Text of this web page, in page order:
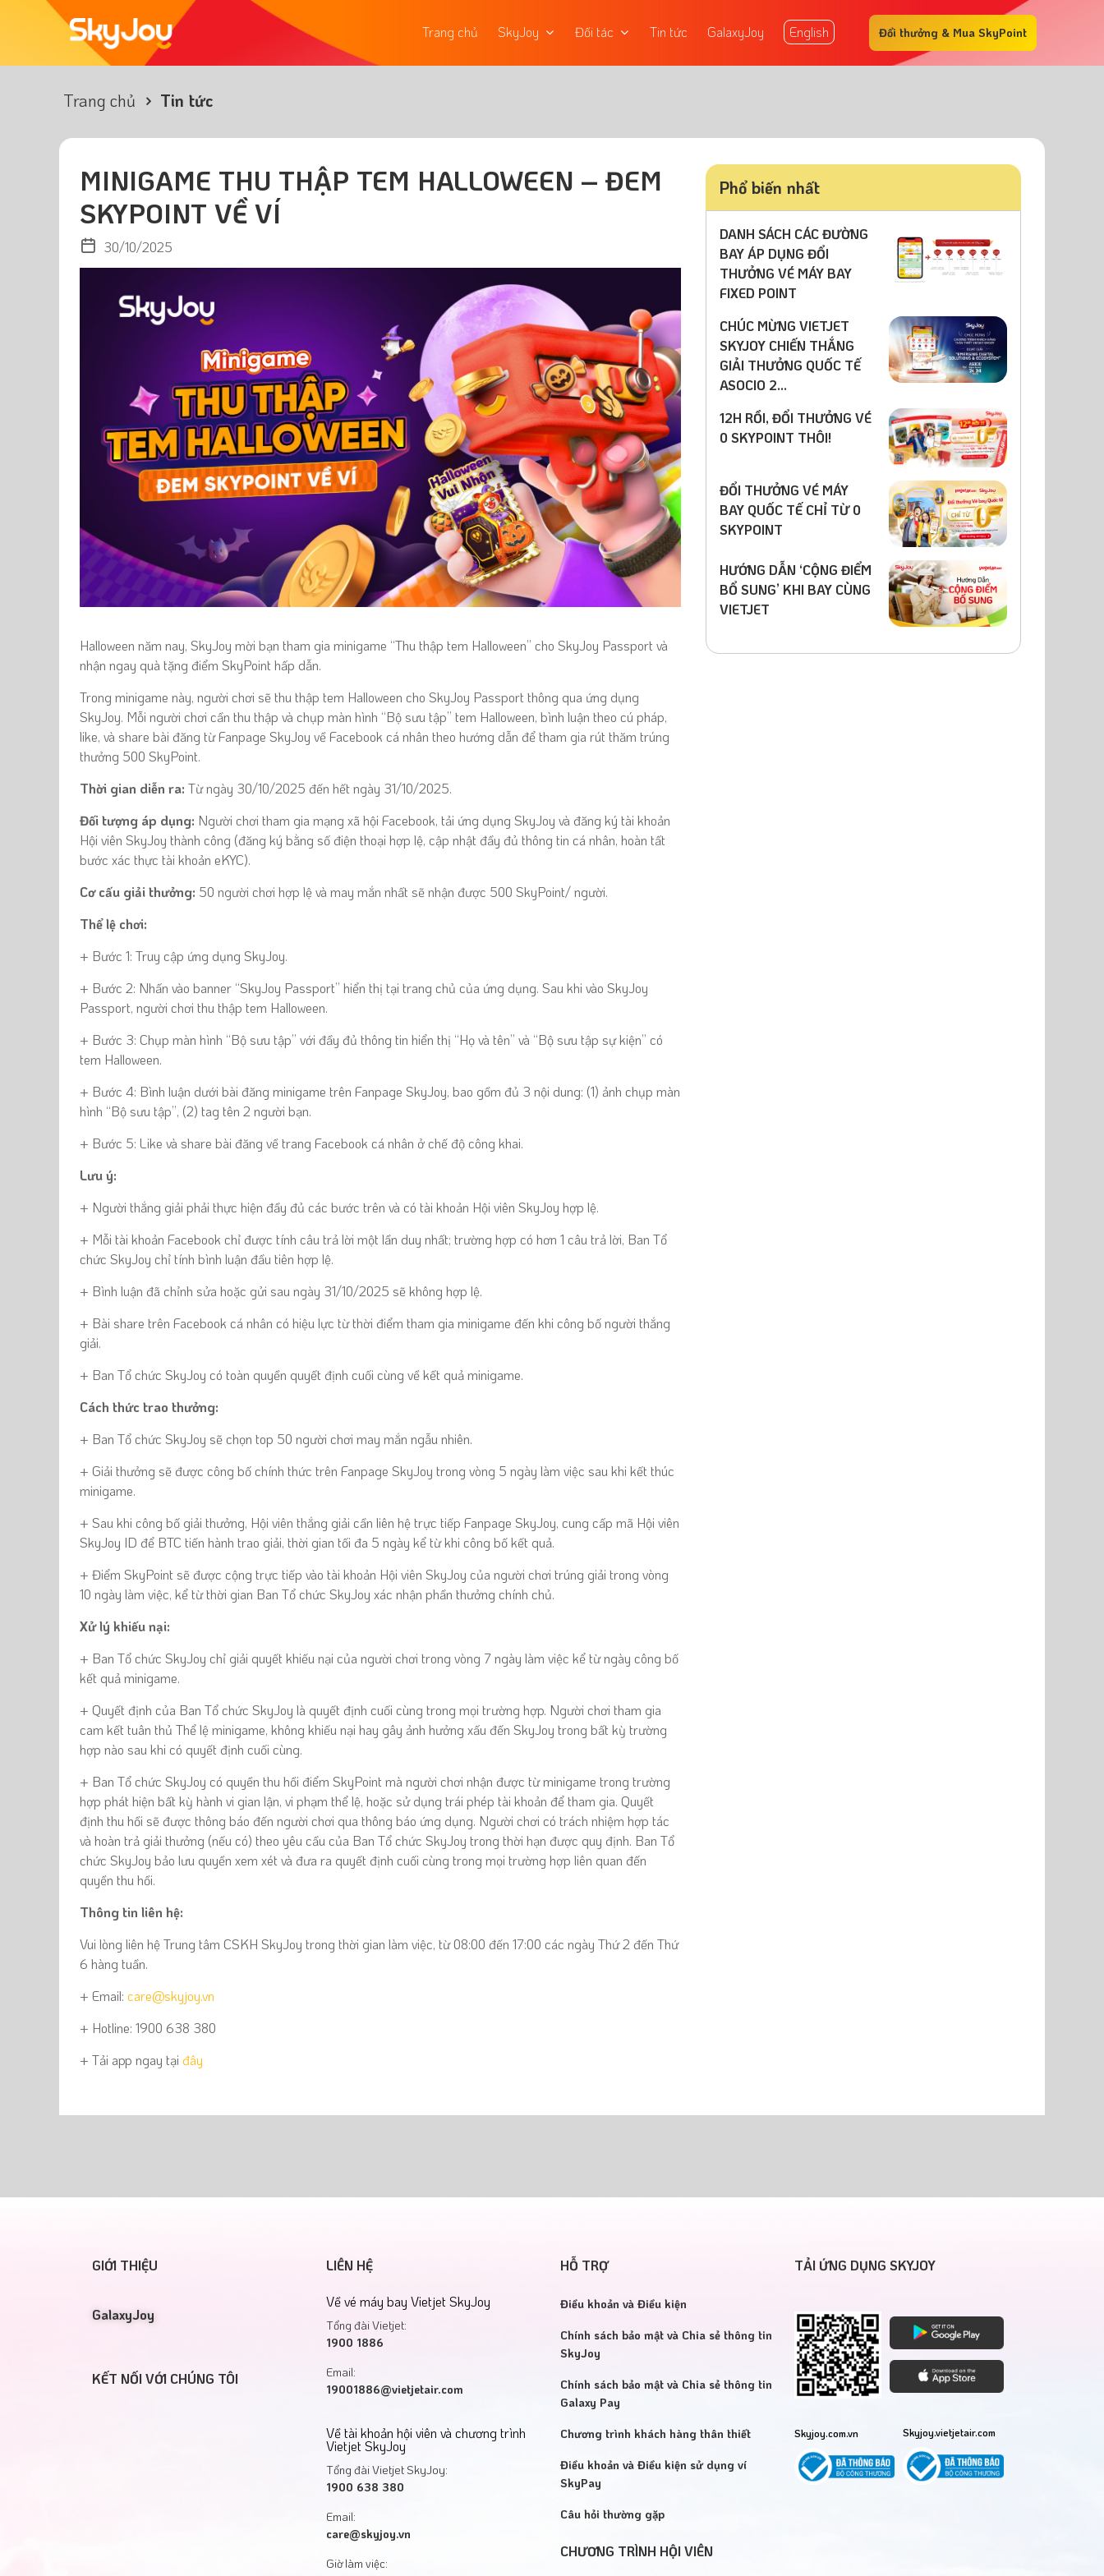
Trang chủ SkyJoy Đối tác Tin tức GalaxyJoy English Đổi thưởng & Mua SkyPoint
Trang chủ Tin tức
MINIGAME THU THẬP TEM HALLOWEEN – ĐEM
SKYPOINT VỀ VÍ
30/10/2025
Halloween năm nay, SkyJoy mời bạn tham gia minigame “Thu thập tem Halloween” cho SkyJoy Passport và
nhận ngay quà tặng điểm SkyPoint hấp dẫn.
Trong minigame này, người chơi sẽ thu thập tem Halloween cho SkyJoy Passport thông qua ứng dụng
SkyJoy. Mỗi người chơi cần thu thập và chụp màn hình “Bộ sưu tập” tem Halloween, bình luận theo cú pháp,
like, và share bài đăngtừ Fanpage SkyJoy về Facebook cá nhân theo hướng dẫn để tham gia rút thăm trúng
thưởng 500 SkyPoint.
Thời gian diễn ra: Từ ngày 30/10/2025 đến hết ngày 31/10/2025.
Đối tượng áp dụng: Người chơi tham gia mạng xã hội Facebook, tải ứng dụng SkyJoy và đăng ký tài khoản
Hội viên SkyJoy thành công (đăng ký bằng số điện thoại hợp lệ, cập nhật đầy đủ thông tin cá nhân, hoàn tất
bước xác thực tài khoản eKYC).
Cơ cấu giải thưởng: 50 người chơi hợp lệ và may mắn nhất sẽ nhận được 500 SkyPoint/ người.
Thể lệ chơi:
+ Bước 1: Truy cập ứng dụng SkyJoy.
+ Bước 2: Nhấn vào banner “SkyJoy Passport” hiển thị tại trang chủ của ứng dụng. Sau khi vào SkyJoy
Passport, người chơi thu thập tem Halloween.
+ Bước 3: Chụp màn hình “Bộ sưu tập” với đầy đủ thông tin hiển thị “Họ và tên” và “Bộ sưu tập sự kiện” có
tem Halloween.
+ Bước 4: Bình luận dưới bài đăng minigame trên Fanpage SkyJoy, bao gồm đủ 3 nội dung: (1) ảnh chụp màn
hình “Bộ sưu tập”, (2) tag tên 2 người bạn.
+ Bước 5: Like và share bài đăng về trang Facebook cá nhân ở chế độ công khai.
Lưu ý:
+ Người thắng giải phải thực hiện đầy đủ các bước trên và có tài khoản Hội viên SkyJoy hợp lệ.
+ Mỗi tài khoản Facebook chỉ được tính câu trả lời một lần duy nhất; trường hợp có hơn 1 câu trả lời, Ban Tổ
chức SkyJoy chỉ tính bình luận đầu tiên hợp lệ.
+ Bình luận đã chỉnh sửa hoặc gửi sau ngày 31/10/2025 sẽ không hợp lệ.
+ Bài share trên Facebook cá nhân có hiệu lực từ thời điểm tham gia minigame đến khi công bố người thắng
giải.
+ Ban Tổ chức SkyJoy có toàn quyền quyết định cuối cùng về kết quả minigame.
Cách thức trao thưởng:
+ Ban Tổ chức SkyJoy sẽ chọn top 50 người chơi may mắn ngẫu nhiên.
+ Giải thưởng sẽ được công bố chính thức trên Fanpage SkyJoy trong vòng 5 ngày làm việc sau khi kết thúc
minigame.
+ Sau khi công bố giải thưởng, Hội viên thắng giải cần liên hệ trực tiếp Fanpage SkyJoy, cung cấp mã Hội viên
SkyJoy ID để BTC tiến hành trao giải, thời gian tối đa 5 ngày kể từ khi công bố kết quả.
+ Điểm SkyPoint sẽ được cộng trực tiếp vào tài khoản Hội viên SkyJoy của người chơi trúng giải trong vòng
10 ngày làm việc, kể từ thời gian Ban Tổ chức SkyJoy xác nhận phần thưởng chính chủ.
Xử lý khiếu nại:
+ Ban Tổ chức SkyJoy chỉ giải quyết khiếu nại của người chơi trong vòng 7 ngày làm việc kể từ ngày công bố
kết quả minigame.
+ Quyết định của Ban Tổ chức SkyJoy là quyết định cuối cùng trong mọi trường hợp. Người chơi tham gia
cam kết tuân thủ Thể lệ minigame, không khiếu nại hay gây ảnh hưởng xấu đến SkyJoy trong bất kỳ trường
hợp nào sau khi có quyết định cuối cùng.
+ Ban Tổ chức SkyJoy có quyền thu hồi điểm SkyPoint mà người chơi nhận được từ minigame trong trường
hợp phát hiện bất kỳ hành vi gian lận, vi phạm thể lệ, hoặc sử dụng trái phép tài khoản để tham gia. Quyết
định thu hồi sẽ được thông báo đến người chơi qua thông báo ứng dụng. Người chơi có trách nhiệm hợp tác
và hoàn trả giải thưởng (nếu có) theo yêu cầu của Ban Tổ chức SkyJoy trong thời hạn được quy định. Ban Tổ
chức SkyJoy bảo lưu quyền xem xét và đưa ra quyết định cuối cùng trong mọi trường hợp liên quan đến
quyền thu hồi.
Thông tin liên hệ:
Vui lòng liên hệ Trung tâm CSKH SkyJoy trong thời gian làm việc, từ 08:00 đến 17:00 các ngày Thứ 2 đến Thứ
6 hàng tuần.
+ Email: care@skyjoy.vn
+ Hotline: 1900 638 380
+ Tải app ngay tại đây
Phổ biến nhất
DANH SÁCH CÁC ĐƯỜNG
BAY ÁP DỤNG ĐỔI
THƯỞNG VÉ MÁY BAY
FIXED POINT
CHÚC MỪNG VIETJET
SKYJOY CHIẾN THẮNG
GIẢI THƯỞNG QUỐC TẾ
ASOCIO 2...
12H RỒI, ĐỔI THƯỞNG VÉ
0 SKYPOINT THÔI!
ĐỔI THƯỞNG VÉ MÁY
BAY QUỐC TẾ CHỈ TỪ 0
SKYPOINT
HƯỚNG DẪN ‘CỘNG ĐIỂM
BỔ SUNG’ KHI BAY CÙNG
VIETJET
GIỚI THIỆU
GalaxyJoy
KẾT NỐI VỚI CHÚNG TÔI
LIÊN HỆ
Về vé máy bay Vietjet SkyJoy
Tổng đài Vietjet:
1900 1886
Email:
19001886@vietjetair.com
Về tài khoản hội viên và chương trình
Vietjet SkyJoy
Tổng đài Vietjet SkyJoy:
1900 638 380
Email:
care@skyjoy.vn
Giờ làm việc:
HỖ TRỢ
Điều khoản và Điều kiện
Chính sách bảo mật và Chia sẻ thông tin
SkyJoy
Chính sách bảo mật và Chia sẻ thông tin
Galaxy Pay
Chương trình khách hàng thân thiết
Điều khoản và Điều kiện sử dụng ví
SkyPay
Câu hỏi thường gặp
CHƯƠNG TRÌNH HỘI VIÊN
TẢI ỨNG DỤNG SKYJOY
Skyjoy.com.vn Skyjoy.vietjetair.com